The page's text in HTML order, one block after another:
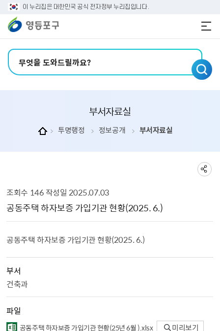
본문 바로가기
주메뉴 바로가기
이 누리집은 대한민국 공식 전자정부 누리집입니다.
부서자료실
투명행정 정보공개 부서자료실
조회수 146 작성일 2025.07.03
공동주택 하자보증 가입기관 현황(2025. 6.)
공동주택 하자보증 가입기관 현황(2025. 6.)
부서
건축과
파일
공동주택 하자보증 가입기관 현황（25년 6월 ）.xlsx 미리보기